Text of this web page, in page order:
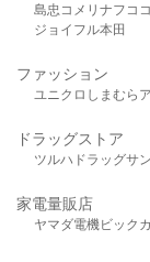
島忠 コメリ ナフコ
ジョイフル本田
ファッション
ユニクロ しまむら
ドラッグストア
ツルハドラッグサ
家電量販店
ヤマダ電機ビック